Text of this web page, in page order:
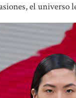
el universo